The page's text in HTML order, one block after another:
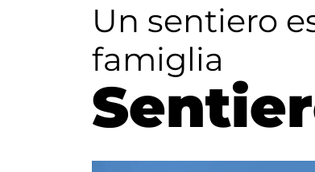
Un sentiero
famiglia